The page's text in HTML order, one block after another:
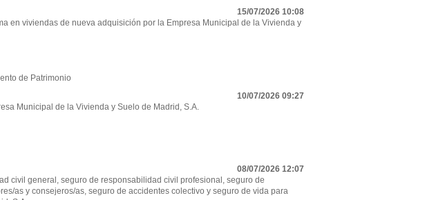
15/07/2026 10:08
en viviendas de nueva adquisición por la Empresa Municipal de la Vivienda y
de Patrimonio
10/07/2026 09:27
Municipal de la Vivienda y Suelo de Madrid, S.A.
08/07/2026 12:07
civil general, seguro de responsabilidad civil profesional, seguro de
as y consejeros/as, seguro de accidentes colectivo y seguro de vida para